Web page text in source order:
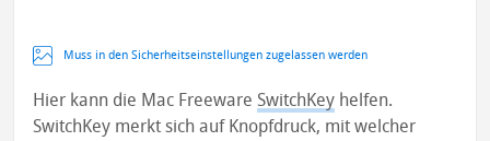
Muss in den Sicherheitseinstellungen zugelassen werden
Hier kann die Mac Freeware SwitchKey helfen.
SwitchKey merkt sich auf Knopfdruck, mit welcher